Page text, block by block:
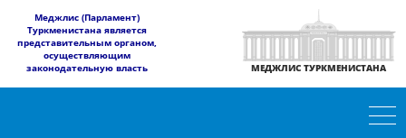
​Меджлис (Парламент)
Туркменистана является
представительным органом,
осуществляющим
законодательную власть
МЕДЖЛИС ТУРКМЕНИСТАНА